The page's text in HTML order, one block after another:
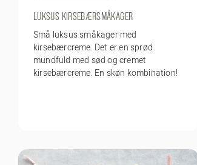
LUKSUS KIRSEBÆRSMÅKAGER
Små luksus småkager med
kirsebærcreme. Det er en sprød
mundfuld med sød og cremet
kirsebærcreme. En skøn kombination!